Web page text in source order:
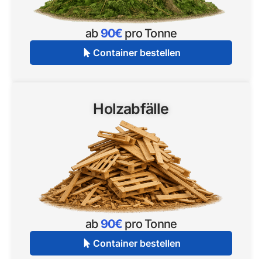
ab 90€ pro Tonne
Container bestellen
Holzabfälle
ab 90€ pro Tonne
Container bestellen